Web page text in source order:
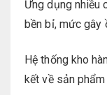
Ứng dụng nhiều
bền bỉ, mức gây
Hệ thống kho
kết về sản